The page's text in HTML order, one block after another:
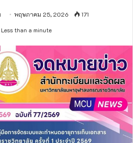
พฤษภาคม 25, 2026
171
than a minute